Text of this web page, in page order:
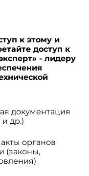
к этому и
доступ к
- лидеру
документация
др.)
органов
(законы,